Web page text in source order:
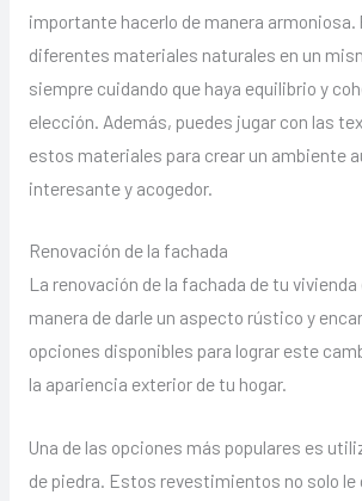
importante hacerlo de manera armoniosa.
diferentes materiales naturales en un
siempre cuidando que haya equilibrio y
elección. Además, puedes jugar con las
estos materiales para crear un ambiente
interesante y acogedor.
Renovación de la fachada
La renovación de la fachada de tu
manera de darle un aspecto rústico y
opciones disponibles para lograr este
la apariencia exterior de tu hogar.
Una de las opciones más populares es
de piedra. Estos revestimientos no solo le